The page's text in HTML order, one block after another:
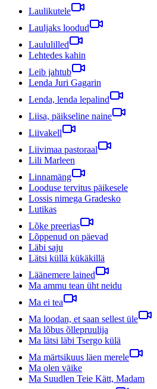
Laulikutele
Lauljaks loodud
Laululilled
Lehtedes kahin
Leib jahtub
Lenda Juri Gagarin
Lenda, lenda lepalind
Liisa, päikseline naine
Liivakell
Liivimaa pastoraal
Lili Marleen
Linnamäng
Looduse tervitus päikesele
Lossis nimega Gradesko
Lutikas
Lõke preerias
Lõppenud on päevad
Läbi saju
Lätsi küllä kükäkillä
Läänemere lained
Ma ammu tean üht neidu
Ma ei tea
Ma loodan, et saan sellest üle
Ma lõbus õllepruulija
Ma lätsi läbi Tsergo külä
Ma märtsikuus läen merele
Ma olen väike
Ma Suudlen Teie Kätt, Madam